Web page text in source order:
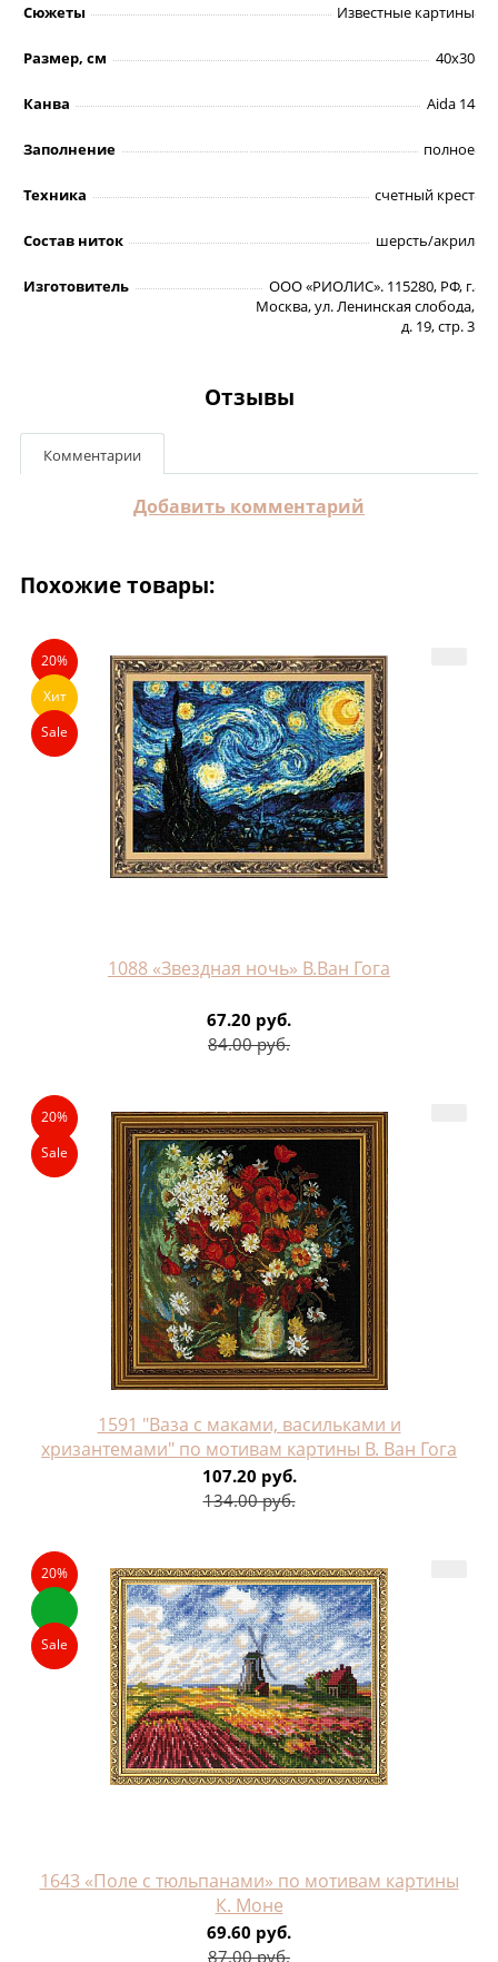
Сюжеты Известные картины
Размер, см 40х30
Канва Aida 14
Заполнение полное
Техника счетный крест
Состав ниток шерсть/акрил
Изготовитель
ООО «РИОЛИС». 115280, РФ, г.
Москва, ул. Ленинская слобода,
д. 19, стр. 3
Отзывы
Комментарии
Добавить комментарий
Похожие товары:
20%
Хит
Sale
1088 «Звездная ночь» В.Ван Гога
67.20 руб.
84.00 руб.
20%
Sale
1591 "Ваза с маками, васильками и
хризантемами" по мотивам картины В. Ван Гога
107.20 руб.
134.00 руб.
20%
Sale
1643 «Поле с тюльпанами» по мотивам картины
К. Моне
69.60 руб.
87.00 руб.